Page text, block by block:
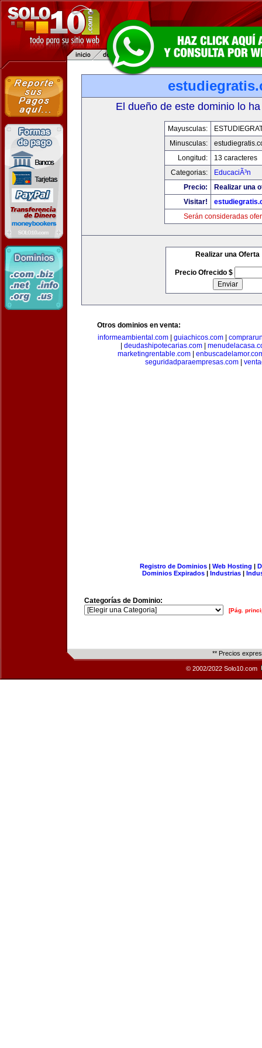
El dueño de este dominio lo
Mayusculas:
Minusculas:
Longitud:
13 caracteres
Categorias:
EducaciÃ³n
Precio:
Realizar una
Visitar!
Serán consideradas
Realizar una Oferta
Precio Ofrecido $
Otros dominios en venta:
informeambiental.com
guiachicos.com
deudashipotecarias.com|
marketingrentable.com|
seguridadparaempresas.com
Registro de Dominios| Web Hosting |
Dominios Expirados | Industrias |
Categorías de Dominio:
[Pág.
** Precios
© 2002/2022 Solo10.com